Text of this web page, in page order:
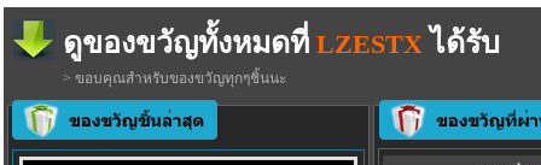
ดูของขวัญทั้งหมดที่ LZESTX ได้รับ
> ขอบคุณสำหรับของขวัญทุกๆชิ้นนะ